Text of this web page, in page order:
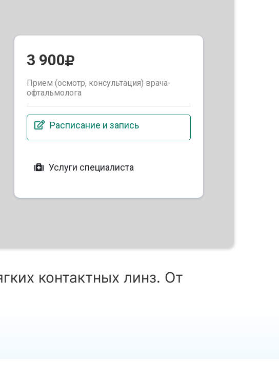
3 900
Прием (осмотр, консультация) врача-
офтальмолога
Расписание и запись
Услуги специалиста
контактных линз. От